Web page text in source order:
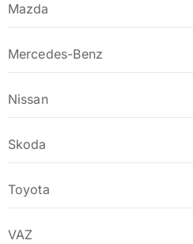
Mazda
Mercedes-Benz
Nissan
Skoda
Toyota
VAZ